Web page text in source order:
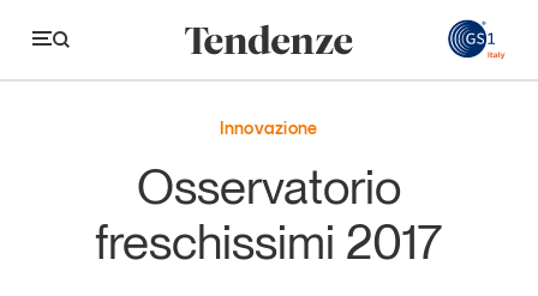
Tendenze
Economia e consumi
Innovazione
Osservatorio
freschissimi 2017